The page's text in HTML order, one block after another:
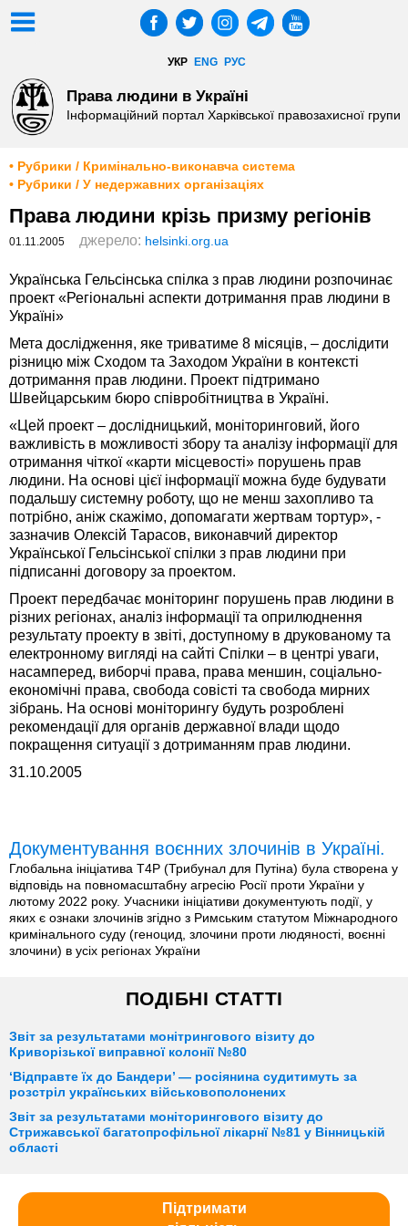
УКР ENG РУС
Права людини в Україні
Інформаційний портал Харківської правозахисної групи
• Рубрики / Кримінально-виконавча система
• Рубрики / У недержавних організаціях
Права людини крізь призму регіонів
01.11.2005 джерело: helsinki.org.ua
Українська Гельсінська спілка з прав людини розпочинає
проект «Регіональні аспекти дотримання прав людини в
Україні»
Мета дослідження, яке триватиме 8 місяців, – дослідити
різницю між Сходом та Заходом України в контексті
дотримання прав людини. Проект підтримано
Швейцарським бюро співробітництва в Україні.
«Цей проект – дослідницький, моніторинговий, його
важливість в можливості збору та аналізу інформації для
отримання чіткої «карти місцевості» порушень прав
людини. На основі цієї інформації можна буде будувати
подальшу системну роботу, що не менш захопливо та
потрібно, аніж скажімо, допомагати жертвам тортур», -
зазначив Олексій Тарасов, виконавчий директор
Української Гельсінської спілки з прав людини при
підписанні договору за проектом.
Проект передбачає моніторинг порушень прав людини в
різних регіонах, аналіз інформації та оприлюднення
результату проекту в звіті, доступному в друкованому та
електронному вигляді на сайті Спілки – в центрі уваги,
насамперед, виборчі права, права меншин, соціально-
економічні права, свобода совісті та свобода мирних
зібрань. На основі моніторингу будуть розроблені
рекомендації для органів державної влади щодо
покращення ситуації з дотриманням прав людини.
31.10.2005
Документування воєнних злочинів в Україні.
Глобальна ініціатива T4P (Трибунал для Путіна) була створена у
відповідь на повномасштабну агресію Росії проти України у
лютому 2022 року. Учасники ініціативи документують події, у
яких є ознаки злочинів згідно з Римським статутом Міжнародного
кримінального суду (геноцид, злочини проти людяності, воєнні
злочини) в усіх регіонах України
ПОДІБНІ СТАТТІ
Звіт за результатами монітрингового візиту до
Криворізької виправної колонії №80
‘Відправте їх до Бандери’ — росіянина судитимуть за
розстріл українських військовополонених
Звіт за результатами моніторингового візиту до
Стрижавської багатопрофільної лікарнї №81 у Вінницькій
області
Підтримати